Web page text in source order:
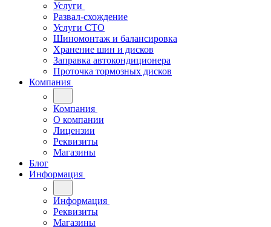
Услуги
Развал-схождение
Услуги СТО
Шиномонтаж и балансировка
Хранение шин и дисков
Заправка автокондиционера
Проточка тормозных дисков
Компания
Компания
О компании
Лицензии
Реквизиты
Магазины
Блог
Информация
Информация
Реквизиты
Магазины